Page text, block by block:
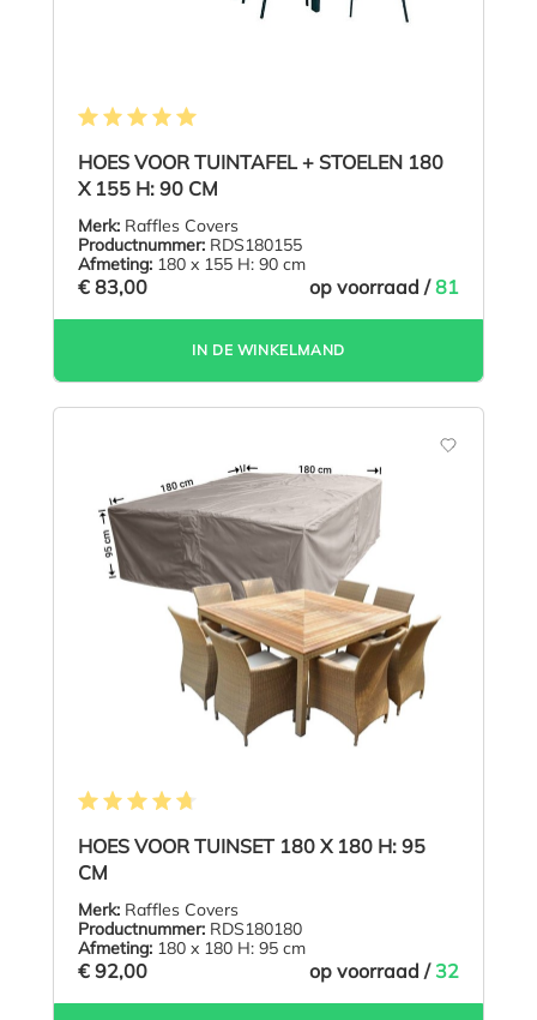
HOES VOOR TUINTAFEL + STOELEN 180
X 155 H: 90 CM
Merk: Raffles Covers
Productnummer: RDS180155
Afmeting: 180 x 155 H: 90 cm
€ 83,00 op voorraad /81
IN DE WINKELMAND
HOES VOOR TUINSET 180 X 180 H: 95
CM
Merk: Raffles Covers
Productnummer: RDS180180
Afmeting: 180 x 180 H: 95 cm
€ 92,00 op voorraad / 32